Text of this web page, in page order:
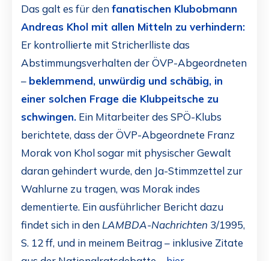
Das galt es für denfanatischen Klubobmann
Andreas Khol mit allen Mitteln zu verhindern:
Er kontrollierte mit Stricherlliste das
Abstimmungsverhalten der ÖVP-Abgeordneten
– beklemmend, unwürdig und schäbig, in
einer solchen Frage die Klubpeitsche zu
schwingen. Ein Mitarbeiter des SPÖ-Klubs
berichtete, dass der ÖVP-Abgeordnete Franz
Morak von Khol sogar mit physischer Gewalt
daran gehindert wurde, den Ja-Stimmzettel zur
Wahlurne zu tragen, was Morak indes
dementierte. Ein ausführlicher Bericht dazu
findet sich in denLAMBDA-Nachrichten 3/1995,
S. 12 ff, und in meinem Beitrag – inklusive Zitate